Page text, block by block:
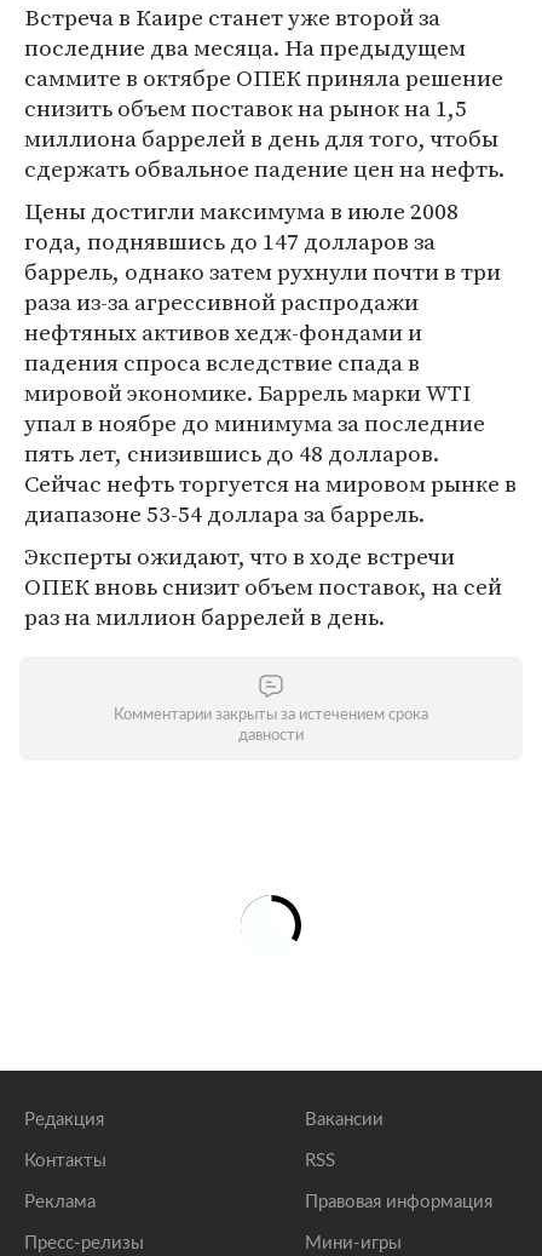
Встреча в Каире станет уже второй за
последние два месяца. На предыдущем
саммите в октябре ОПЕК приняла решение
снизить объем поставок на рынок на 1,5
миллиона баррелей в день для того, чтобы
сдержать обвальное падение цен на нефть.
Цены достигли максимума в июле 2008
года, поднявшись до 147 долларов за
баррель, однако затем рухнули почти в три
раза из-за агрессивной распродажи
нефтяных активов хедж-фондами и
падения спроса вследствие спада в
мировой экономике. Баррель марки WTI
упал в ноябре до минимума за последние
пять лет, снизившись до 48 долларов.
Сейчас нефть торгуется на мировом рынке в
диапазоне 53-54 доллара за баррель.
Эксперты ожидают, что в ходе встречи
ОПЕК вновь снизит объем поставок, на сей
раз на миллион баррелей в день.
Комментарии закрыты за истечением срока
давности
Редакция
Контакты
Реклама
Пресс-релизы
Вакансии
RSS
Правовая информация
Мини-игры